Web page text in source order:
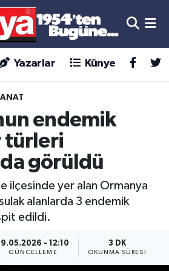
Yazarlar Künye
endemik
türleri
görüldü
ilçesinde yer alan Ormanya
alanlarda 3 endemik
edildi.
19.05.2026 - 12:10
GÜNCELLEME
3 DK
OKUNMA SÜRESI